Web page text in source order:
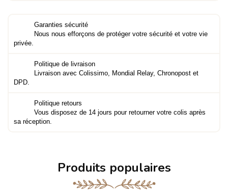
Garanties sécurité
Nous nous efforçons de protéger votre sécurité et votre vie
privée.
Politique de livraison
Livraison avec Colissimo, Mondial Relay, Chronopost et
DPD.
Politique retours
Vous disposez de 14 jours pour retourner votre colis après
sa réception.
Produits populaires